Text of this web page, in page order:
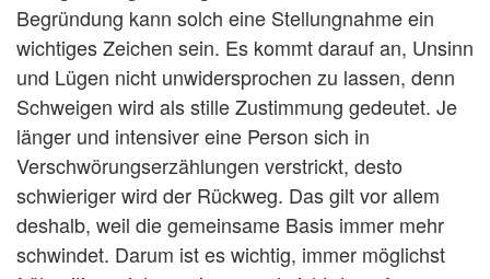
Begründung kann solch eine Stellungnahme ein
wichtiges Zeichen sein. Es kommt darauf an, Unsinn
und Lügen nicht unwidersprochen zu lassen, denn
Schweigen wird als stille Zustimmung gedeutet. Je
länger und intensiver eine Person sich in
Verschwörungserzählungen verstrickt, desto
schwieriger wird der Rückweg. Das gilt vor allem
deshalb, weil die gemeinsame Basis immer mehr
schwindet. Darum ist es wichtig, immer möglichst